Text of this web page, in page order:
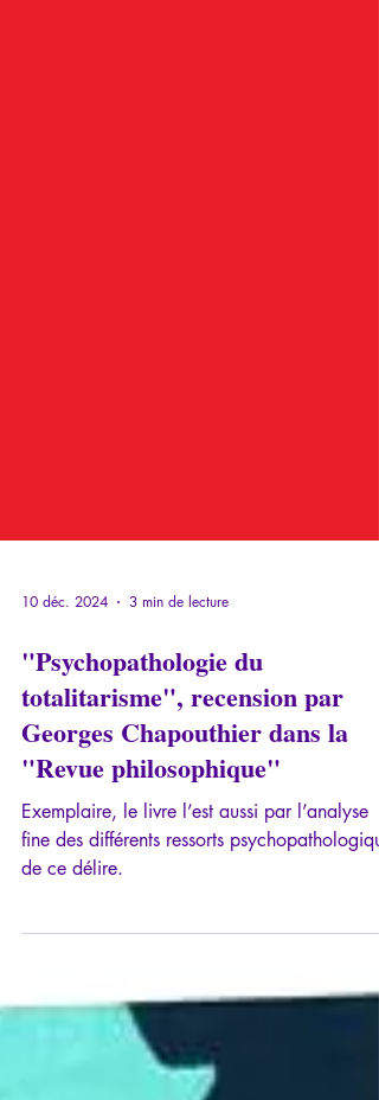
10 déc. 2024 3 min de lecture
"Psychopathologie du
totalitarisme", recension par
Georges Chapouthier dans la
"Revue philosophique"
Exemplaire, le livre l’est aussi par l’analyse
de ce délire.